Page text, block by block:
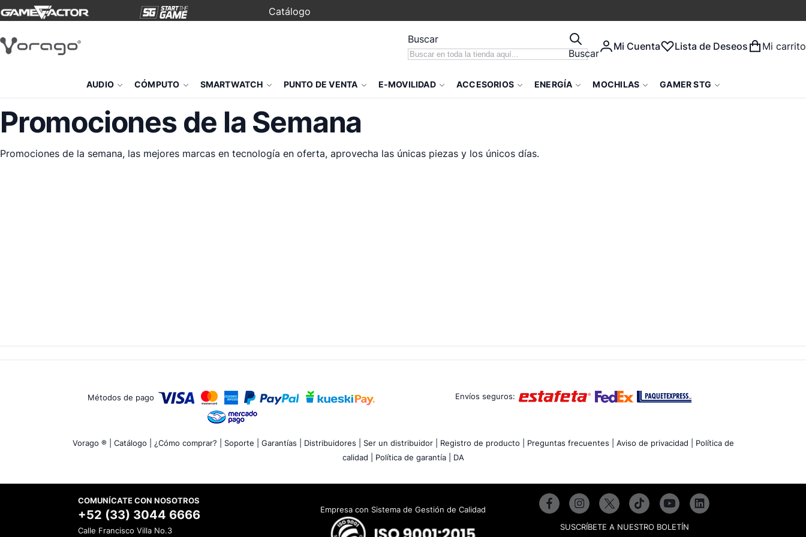
Catálogo
Buscar
Buscar
Mi Cuenta Lista de Deseos Mi carrito
AUDIO CÓMPUTO SMARTWATCH PUNTO DE VENTA E-MOVILIDAD ACCESORIOS ENERGÍA MOCHILAS GAMER STG
Promociones de la Semana
Promociones de la semana, las mejores marcas en tecnología en oferta, aprovecha las únicas piezas y los únicos días.
Métodos de pago Envíos seguros:
Vorago ® | Catálogo | ¿Cómo comprar? | Soporte | Garantías | Distribuidores | Ser un distribuidor | Registro de producto | Preguntas frecuentes | Aviso de privacidad |
Política de
calidad |
Política de garantía | DA
COMUNÍCATE CON NOSOTROS
+52 (33) 3044 6666
Calle Francisco Villa No.3
Empresa con Sistema de Gestión de Calidad
SUSCRÍBETE A NUESTRO BOLETÍN